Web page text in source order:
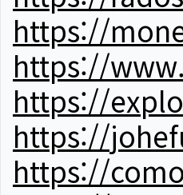
https://
https://
https://
https://
https://